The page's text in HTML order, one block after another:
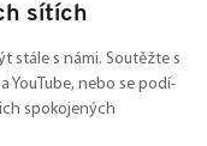
sítích
stále s námi. Soutěžte s
YouTube, nebo se podí-
spokojených